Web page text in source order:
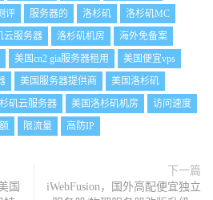
评 服务器的 洛杉矶
洛杉矶MC
云服务器 洛杉矶机房
海外免备案
美国cn2 gia服务器租用
美国便宜vps
美国服务器提供商
美国洛杉矶
矶云服务器 美国洛杉矶机房
访问速度
限流量 高防IP
国
下一篇
iWebFusion，国外高配便宜独立